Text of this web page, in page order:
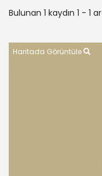
Bulunan 1 kaydın 1 - 1
Haritada Görüntüle